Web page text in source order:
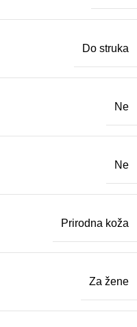
Do struka
Ne
Ne
Prirodna koža
Za žene